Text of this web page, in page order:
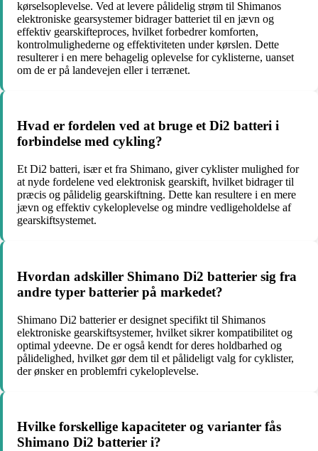
kørselsoplevelse. Ved at levere pålidelig strøm til Shimanos
elektroniske gearsystemer bidrager batteriet til en jævn og
effektiv gearskifteproces, hvilket forbedrer komforten,
kontrolmulighederne og effektiviteten under kørslen. Dette
resulterer i en mere behagelig oplevelse for cyklisterne, uanset
om de er på landevejen eller i terrænet.
Hvad er fordelen ved at bruge et Di2 batteri i
forbindelse med cykling?
Et Di2 batteri, især et fra Shimano, giver cyklister mulighed for
at nyde fordelene ved elektronisk gearskift, hvilket bidrager til
præcis og pålidelig gearskiftning. Dette kan resultere i en mere
jævn og effektiv cykeloplevelse og mindre vedligeholdelse af
gearskiftsystemet.
Hvordan adskiller Shimano Di2 batterier sig fra
andre typer batterier på markedet?
Shimano Di2 batterier er designet specifikt til Shimanos
elektroniske gearskiftsystemer, hvilket sikrer kompatibilitet og
optimal ydeevne. De er også kendt for deres holdbarhed og
pålidelighed, hvilket gør dem til et pålideligt valg for cyklister,
der ønsker en problemfri cykeloplevelse.
Hvilke forskellige kapaciteter og varianter fås
Shimano Di2 batterier i?